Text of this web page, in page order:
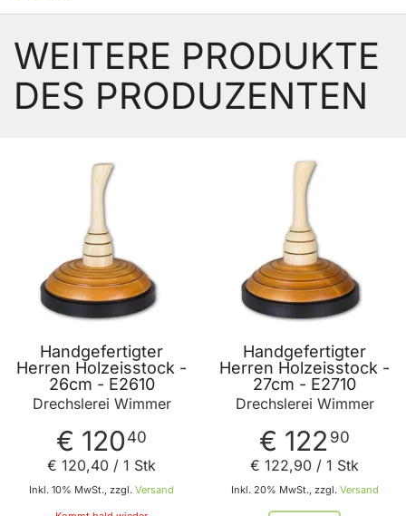
WEITERE PRODUKTE
DES PRODUZENTEN
Handgefertigter
Herren Holzeisstock -
26cm - E2610
Drechslerei Wimmer
€ 12040
Inkl. 10% MwSt., zzgl. Versand
€ 120,40 / 1 Stk
Handgefertigter
Herren Holzeisstock -
27cm - E2710
Drechslerei Wimmer
€ 122 90
Inkl. 20% MwSt., zzgl. Versand
€ 122,90 / 1 Stk